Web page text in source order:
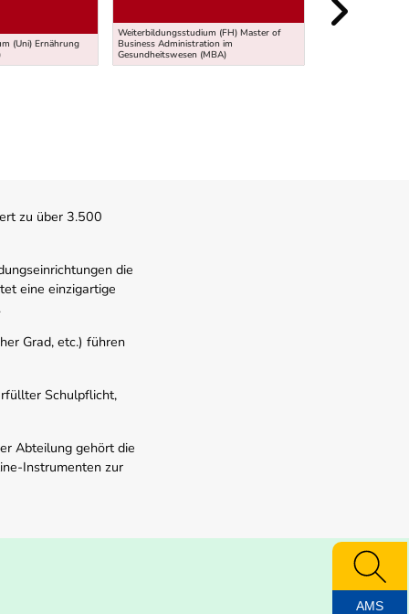
(Uni) Ernährung
Weiterbildungsstudium (FH) Master of
Business Administration im
Gesundheitswesen (MBA)
zu über 3.500
die
eine einzigartige
Grad, etc.) führen
Schulpflicht,
Abteilung gehört die
Instrumenten zur
AMS